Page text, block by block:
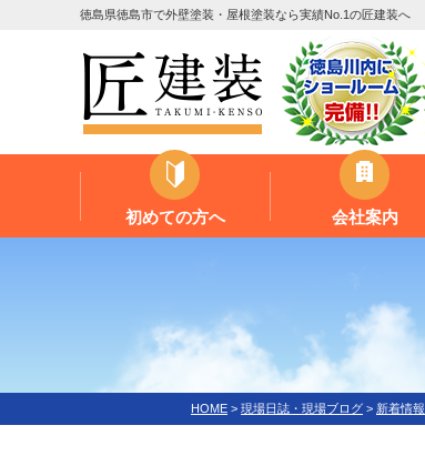
徳島県徳島市で外壁塗装・屋根塗装なら実績No.1の匠建装へ
初めての方へ 会社案内
HOME > 現場日誌・現場ブログ > 新着情報